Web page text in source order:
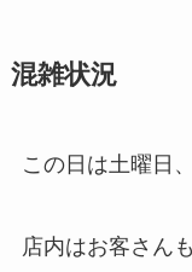
混雑状況
この日は土曜日
店内はお客さん